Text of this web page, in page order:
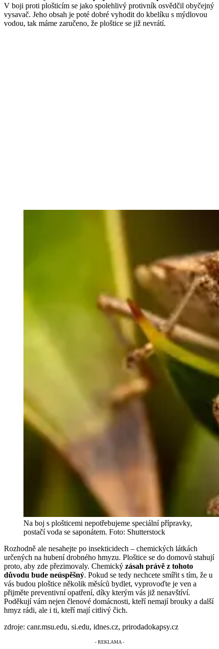
V boji proti plošticím se jako spolehlivý protivník osvědčil obyčejný
vysavač. Jeho obsah je poté dobré vyhodit do kbelíku s mýdlovou
vodou, tak máme zaručeno, že ploštice se již nevrátí.
Na boj s plošticemi nepotřebujeme speciální přípravky,
postačí voda se saponátem. Foto: Shutterstock
Rozhodně ale nesahejte po insekticidech – chemických látkách
určených na hubení drobného hmyzu. Ploštice se do domovů stahují
proto, aby zde přezimovaly. Chemický zásah právě z tohoto
důvodu bude neúspěšný. Pokud se tedy nechcete smířit s tím, že u
vás budou ploštice několik měsíců bydlet, vyprovoďte je ven a
přijměte preventivní opatření, díky kterým vás již nenavštíví.
Poděkují vám nejen členové domácnosti, kteří nemají brouky a další
hmyz rádi, ale i ti, kteří mají citlivý čich.
zdroje: canr.msu.edu, si.edu, idnes.cz, prirodadokapsy.cz